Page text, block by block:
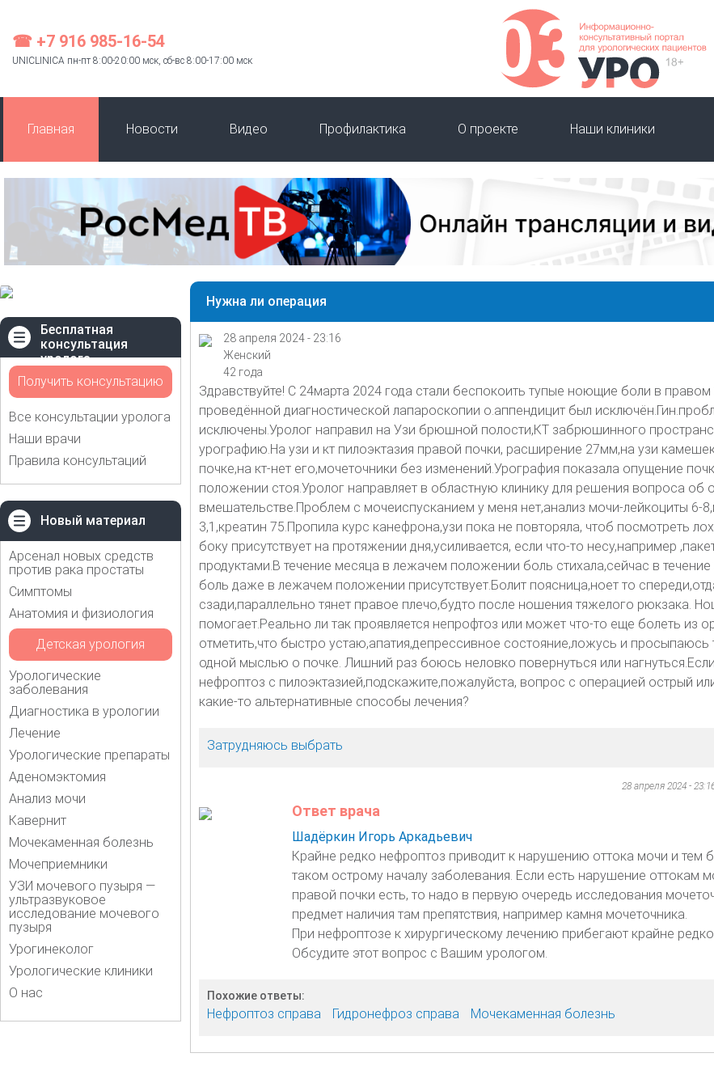
☎ +7 916 985-16-54
UNICLINICA пн-пт 8:00-20:00 мск, сб-вс 8:00-17:00 мск
Главная Новости Видео Профилактика О проекте Наши клиники
Бесплатная
консультация
уролога
Получить консультацию
Все консультации уролога
Наши врачи
Правила консультаций
Новый материал
Арсенал новых средств
против рака простаты
Симптомы
Анатомия и физиология
Детская урология
Урологические
заболевания
Диагностика в урологии
Лечение
Урологические препараты
Аденомэктомия
Анализ мочи
Кавернит
Мочекаменная болезнь
Мочеприемники
УЗИ мочевого пузыря —
ультразвуковое
исследование мочевого
пузыря
Урогинеколог
Урологические клиники
О нас
Нужна ли операция
28 апреля 2024 - 23:16
Женский
42 года
Здравствуйте! С 24марта 2024 года стали беспокоить тупые ноющие боли в правом
проведённой диагностической лапароскопии о.аппендицит был
исключены.Уролог направил на Узи брюшной полости,КТ забрюшинного
урографию.На узи и кт пилоэктазия правой почки, расширение 27мм,на узи
почке,на кт-нет его,мочеточники без изменений.Урография показала опущение
положении стоя.Уролог направляет в областную клинику для решения вопроса об
вмешательстве.Проблем с мочеиспусканием у меня нет,анализ мочи-лейкоциты 6-
3,1,креатин 75.Пропила курс канефрона,узи пока не повторяла, чтоб посмотреть
боку присутствует на протяжении дня,усиливается, если что-то несу,например
продуктами.В течение месяца в лежачем положении боль стихала,сейчас в течение
боль даже в лежачем положении присутствует.Болит поясница,ноет то
сзади,параллельно тянет правое плечо,будто после ношения тяжелого рюкзака.
помогает.Реально ли так проявляется непрофтоз или может что-то еще болеть из
отметить,что быстро устаю,апатия,депрессивное состояние,ложусь и просыпаюсь
одной мыслью о почке. Лишний раз боюсь неловко повернуться или
нефроптоз с пилоэктазией,подскажите,пожалуйста, вопрос с операцией острый
какие-то альтернативные способы лечения?
Затрудняюсь выбрать
28 апреля 2024 -
Ответ врача
Шадёркин Игорь Аркадьевич
Крайне редко нефроптоз приводит к нарушению оттока мочи и тем
таком острому началу заболевания. Если есть нарушение оттокам
правой почки есть, то надо в первую очередь исследования
предмет наличия там препятствия, например камня мочеточника.
При нефроптозе к хирургическому лечению прибегают крайне
Обсудите этот вопрос с Вашим урологом.
Похожие ответы:
Нефроптоз справа Гидронефроз справа Мочекаменная болезнь